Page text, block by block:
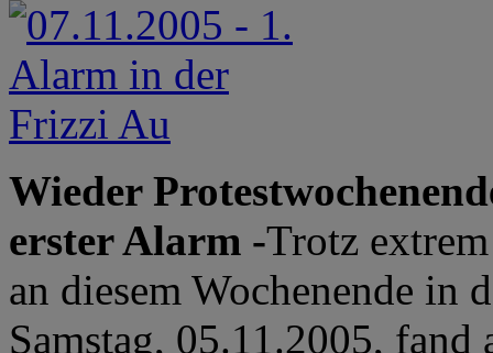
Wieder
erster Alarm -Trotz
an diesem Wochenende in
Samstag, 05.11.2005, fand